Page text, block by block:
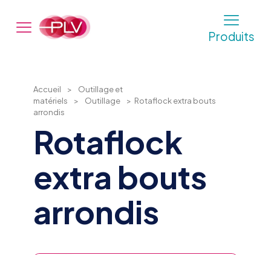
Produits
Accueil >
Outillage et
matériels
> Outillage > Rotaflock extra bouts
arrondis
Rotaflock
extra bouts
arrondis